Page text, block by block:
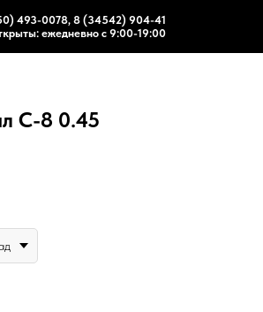
493-0078, 8 (34542) 904-41
ежедневно с 9:00-19:00
С-8 0.45